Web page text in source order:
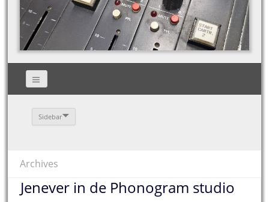
Sidebar
Archives
Jenever in de Phonogram studio